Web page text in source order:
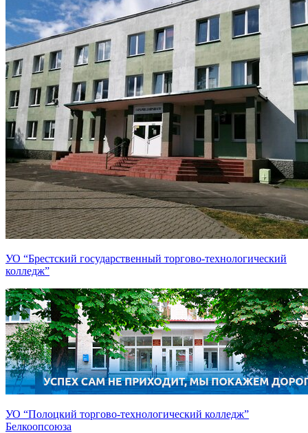
УО “Брестский государственный торгово-технологический
колледж”
УО “Полоцкий торгово-технологический колледж”
Белкоопсоюза